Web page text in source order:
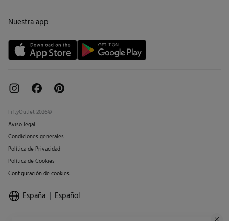
Condiciones tarjeta abono
Tarjeta regalo online
Nuestra app
FiftyOutlet 2026©
Aviso legal
Condiciones generales
Política de Privacidad
Política de Cookies
Configuración de cookies
España Español